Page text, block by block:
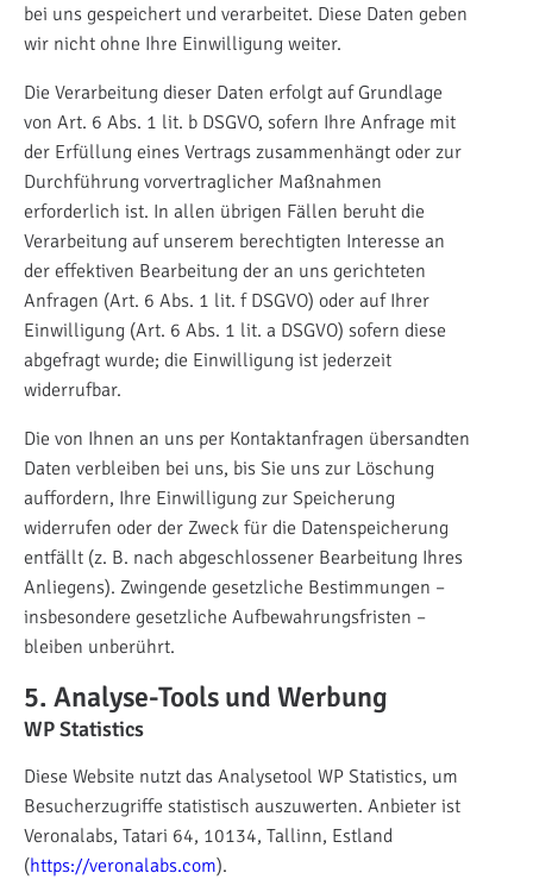
bei uns gespeichert und verarbeitet. Diese Daten geben
wir nicht ohne Ihre Einwilligung weiter.
Die Verarbeitung dieser Daten erfolgt auf Grundlage
von Art. 6 Abs. 1 lit. b DSGVO, sofern Ihre Anfrage mit
der Erfüllung eines Vertrags zusammenhängt oder zur
Durchführung vorvertraglicher Maßnahmen
erforderlich ist. In allen übrigen Fällen beruht die
Verarbeitung auf unserem berechtigten Interesse an
der effektiven Bearbeitung der an uns gerichteten
Anfragen (Art. 6 Abs. 1 lit. f DSGVO) oder auf Ihrer
Einwilligung (Art. 6 Abs. 1 lit. a DSGVO) sofern diese
abgefragt wurde; die Einwilligung ist jederzeit
widerrufbar.
Die von Ihnen an uns per Kontaktanfragen übersandten
Daten verbleiben bei uns, bis Sie uns zur Löschung
auffordern, Ihre Einwilligung zur Speicherung
widerrufen oder der Zweck für die Datenspeicherung
entfällt (z. B. nach abgeschlossener Bearbeitung Ihres
Anliegens). Zwingende gesetzliche Bestimmungen –
insbesondere gesetzliche Aufbewahrungsfristen –
bleiben unberührt.
5. Analyse-Tools und Werbung
WP Statistics
Diese Website nutzt das Analysetool WP Statistics, um
Besucherzugriffe statistisch auszuwerten. Anbieter ist
Veronalabs, Tatari 64, 10134, Tallinn, Estland
(https://veronalabs.com).